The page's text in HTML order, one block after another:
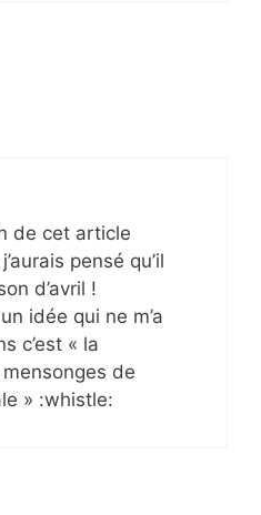
de cet article
pensé qu’il
d’avril !
idée qui ne m’a
c’est « la
de
» :whistle: